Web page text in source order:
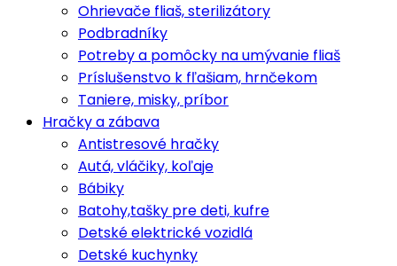
Ohrievače fliaš, sterilizátory
Podbradníky
Potreby a pomôcky na umývanie fliaš
Príslušenstvo k fľašiam, hrnčekom
Taniere, misky, príbor
Hračky a zábava
Antistresové hračky
Autá, vláčiky, koľaje
Bábiky
Batohy,tašky pre deti, kufre
Detské elektrické vozidlá
Detské kuchynky